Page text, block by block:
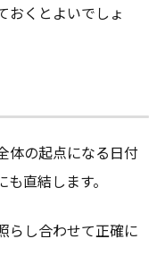
おくとよいでしょ
体の起点になる日付
も直結します。
らし合わせて正確に